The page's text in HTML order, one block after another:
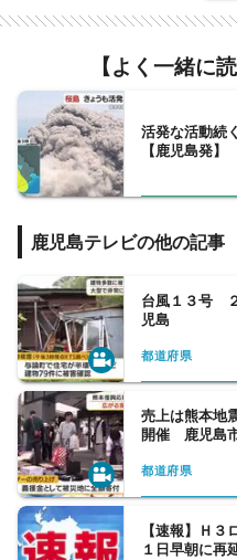
【よく一緒に
活発な活動続
【鹿児島発】
鹿児島テレビの他の記事
台風１３号
児島
都道府県
売上は熊本地
開催 鹿児島
都道府県
【速報】Ｈ
１日早朝に再